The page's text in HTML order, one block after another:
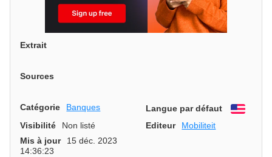
Extrait
Sources
Catégorie Banques Langue par défaut
Visibilité
Non listé Editeur
Mobiliteit
Mis à jour
15 déc. 2023
14:36:23